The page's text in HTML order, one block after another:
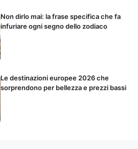
Non dirlo mai: la frase specifica che fa
infuriare ogni segno dello zodiaco
Le destinazioni europee 2026 che
sorprendono per bellezza e prezzi bassi